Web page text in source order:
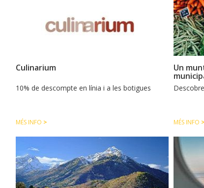
Culinarium
10% de descompte en línia i a les botigues
MÉS INFO >
Un
MÉS INFO >